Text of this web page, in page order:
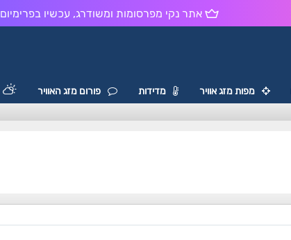
אתר נקי מפרסומות ומשודרג, עכשיו בפרימיום
מפות מזג אוויר מדידות פורום מזג האוויר